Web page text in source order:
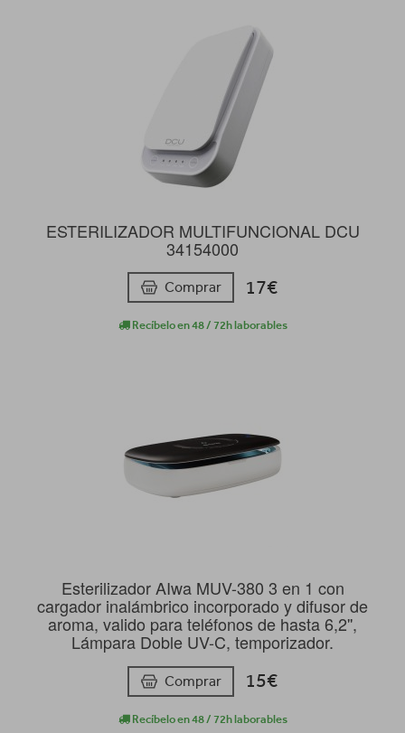
ESTERILIZADOR MULTIFUNCIONAL DCU
34154000
Comprar 17€
Recíbelo en 48 / 72h laborables
Esterilizador AIwa MUV-380 3 en 1 con
cargador inalámbrico incorporado y difusor de
aroma, valido para teléfonos de hasta 6,2'',
Lámpara Doble UV-C, temporizador.
Comprar 15€
Recíbelo en 48 / 72h laborables